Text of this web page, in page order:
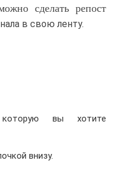
сделать репост
в свою ленту.
которую вы хотите
внизу.